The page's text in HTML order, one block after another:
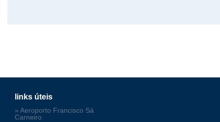
links úteis
» Aeroporto Francisco Sá
Carneiro